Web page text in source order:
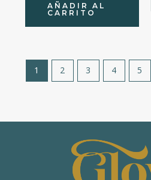
AÑADIR AL
CARRITO
1 2 3 4 5